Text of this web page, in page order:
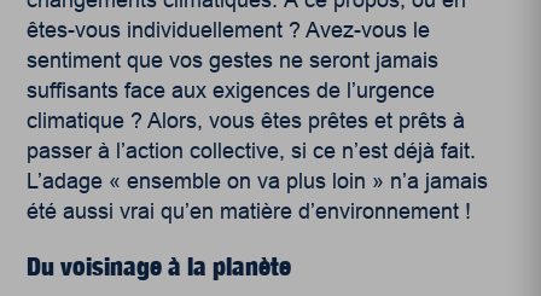
êtes-vous individuellement ? Avez-vous le
sentiment que vos gestes ne seront jamais
suffisants face aux exigences de l’urgence
climatique ? Alors, vous êtes prêtes et prêts à
passer à l’action collective, si ce n’est déjà fait.
L’adage « ensemble on va plus loin » n’a jamais
été aussi vrai qu’en matière d’environnement !
Du voisinage à la planète